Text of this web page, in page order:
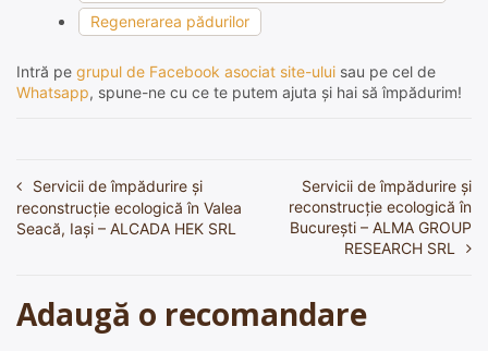
Regenerarea pădurilor
Intră pe grupul de Facebook asociat site-ului sau pe cel de
Whatsapp, spune-ne cu ce te putem ajuta și hai să împădurim!
Navigare
în
Servicii de împădurire și
reconstrucție ecologică în Valea
Seacă, Iași – ALCADA HEK SRL
Servicii de împădurire și
reconstrucție ecologică în
București – ALMA GROUP
RESEARCH SRL
Adaugă o recomandare